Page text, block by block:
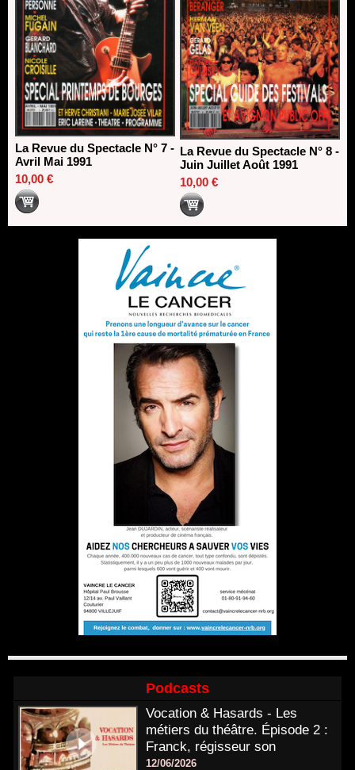
La Revue du Spectacle N° 7 -
Avril Mai 1991
10,00 €
La Revue du Spectacle N° 8 -
Juin Juillet Août 1991
10,00 €
Podcasts
Vocation & Hasards - Les
métiers du théâtre. Épisode 2 :
Franck, régisseur son
12/06/2026